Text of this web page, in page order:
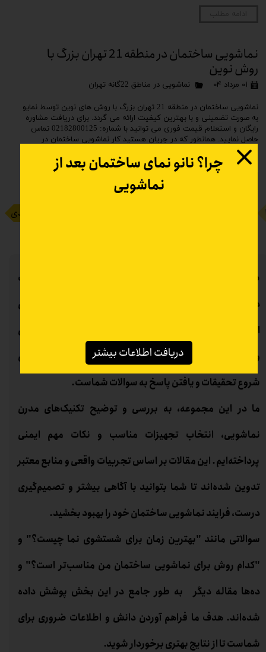
نماشویی ساختمان در منطقه 21 تهران بزرگ با
روش نوین
۰۱ مرداد ۰۴ نماشویی در مناطق 22گانه تهران
نماشویی ساختمان در منطقه 21 تهران بزرگ با روش های نوین توسط نمایو
به صورت تضمینی و با بهترین کیفیت ارائه می گردد. برای دریافت مشاوره
رایگان و استعلام قیمت فوری می توانید با شماره: 02182800125 تماس
حاصل نمایید. همانطور که در جریان هستید کار نماشویی ساختمان در
ارتفاع صورت می پذیرد و به همین دلیل رعایت اصول کار در ارتفاع از
اهمیت ویژه ای برخوردار است . در کنار …
بعدی
صفحه حاضر به عنوان یک مرجع کامل و متمرکز برای «مقالات
درباره نماشویی ساختمان» طراحی شده است. اگر به دنبال
اطلاعات مفید و کاربردی در زمینه شستشوی نما و افزایش زیبایی
و دوام نمای ساختمان خود هستید، اینجا بهترین مکان برای
شروع تحقیقات و یافتن پاسخ به سوالات شماست.
ما در این مجموعه، به بررسی و توضیح تکنیک‌های مدرن
نماشویی، انتخاب تجهیزات مناسب و نکات مهم ایمنی
پرداخته‌ایم. این مقالات بر اساس تجربیات واقعی و منابع معتبر
تدوین شده‌اند تا شما بتوانید با آگاهی بیشتر و تصمیم‌گیری
درست، فرایند نماشویی ساختمان خود را بهبود بخشید.
سوالاتی مانند "بهترین زمان برای شستشوی نما چیست؟" و
"کدام روش برای نماشویی ساختمان من مناسب‌تر است؟" و
ده‌ها مقاله دیگر به طور جامع در این بخش پوشش داده
شده‌اند. هدف ما فراهم آوردن دانش و اطلاعات ضروری برای
شماست تا از نتایج بهتری برخوردار شوید.
دریافت اطلاعات بیشتر
چرا؟ نانو نمای ساختمان بعد از
نماشویی